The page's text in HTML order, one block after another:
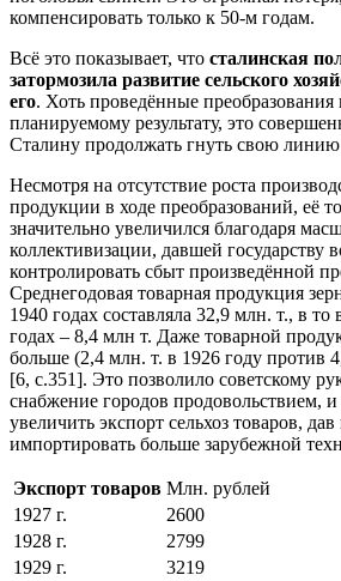
компенсировать только к 50-м годам.
Всё это показывает, что сталинская
затормозила развитие сельского
его. Хоть проведённые преобразования
планируемому результату, это
Сталину продолжать гнуть свою
Несмотря на отсутствие роста
продукции в ходе преобразований, её
значительно увеличился благодаря
коллективизации, давшей государству
контролировать сбыт произведённой
Среднегодовая товарная продукция
1940 годах составляла 32,9 млн. т., в то
годах – 8,4 млн т. Даже товарной
больше (2,4 млн. т. в 1926 году против
[6, с.351]. Это позволило советскому
снабжение городов продовольствием, и
увеличить экспорт сельхоз товаров,
импортировать больше зарубежной
Экспорт товаров Млн. рублей
1927 г.
2600
1928 г.
2799
1929 г.
3219